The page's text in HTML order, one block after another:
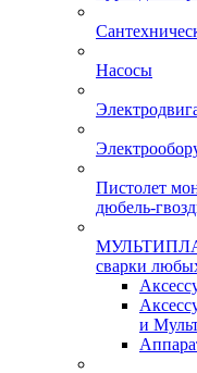
Насосы
Пистолет
дюбель-
МУЛЬТИПЛАЗ
сварки
и